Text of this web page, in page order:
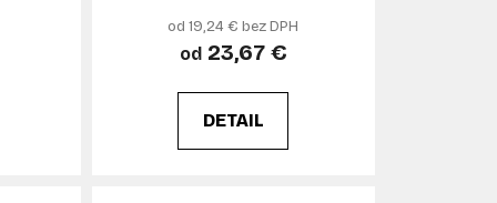
od 19,24 € bez DPH
od23,67 €
DETAIL